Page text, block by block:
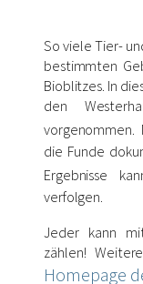
So viele Tier-
bestimmten
Bioblitzes. In
den
die Funde
Ergebnisse
verfolgen.
Jeder kann
zählen!
Homepage